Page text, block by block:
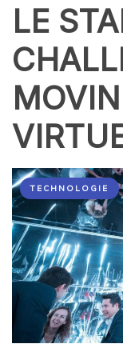
LE
TECHNOLOGIE